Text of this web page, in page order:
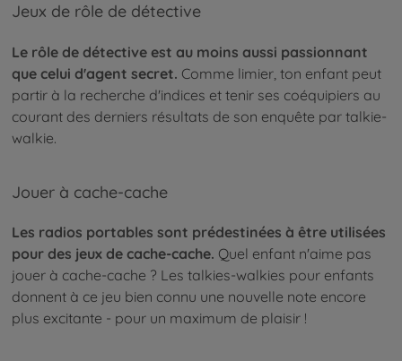
Jeux de rôle de détective
Le rôle de détective est au moins aussi passionnant
que celui d'agent secret. Comme limier, ton enfant peut
partir à la recherche d'indices et tenir ses coéquipiers au
courant des derniers résultats de son enquête par talkie-
walkie.
Jouer à cache-cache
Les radios portables sont prédestinées à être utilisées
pour des jeux de cache-cache. Quel enfant n'aime pas
jouer à cache-cache ? Les talkies-walkies pour enfants
donnent à ce jeu bien connu une nouvelle note encore
plus excitante - pour un maximum de plaisir !